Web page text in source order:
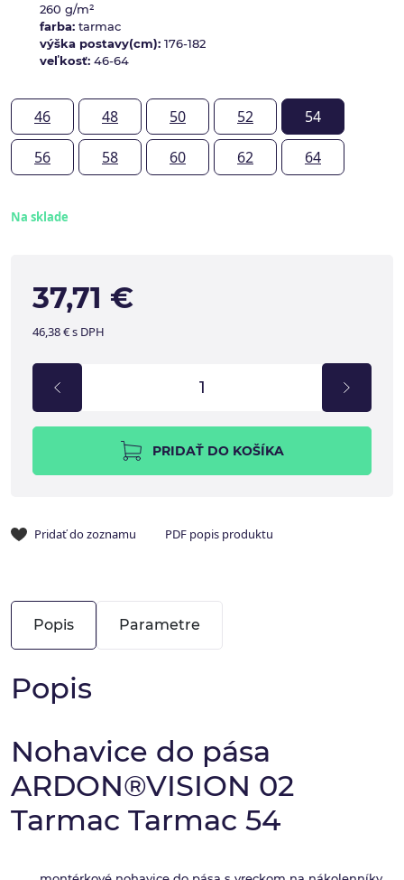
260 g/m²
farba: tarmac
výška postavy(cm): 176-182
veľkosť: 46-64
46 48 50 52 54
56 58 60 62 64
Na sklade
37,71 €
46,38 € s DPH
PRIDAŤ DO KOŠÍKA
Pridať do zoznamu PDF popis produktu
Popis Parametre
Popis
Nohavice do pása
ARDON®VISION 02
Tarmac Tarmac 54